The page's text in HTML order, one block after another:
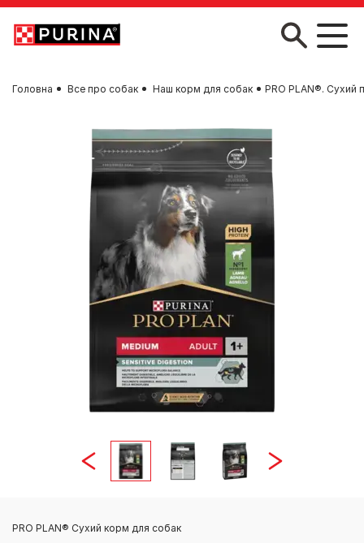
Skip to main content
Головна Все про собак Наш корм для собак PRO PLAN®. Сухий
PRO PLAN® Сухий корм для собак